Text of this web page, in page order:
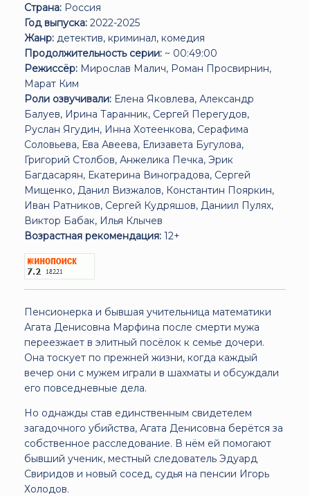
Страна: Россия
Год выпуска: 2022-2025
Жанр: детектив, криминал, комедия
Продолжительность серии: ~ 00:49:00
Режиссёр: Мирослав Малич, Роман Просвирнин,
Марат Ким
Роли озвучивали: Елена Яковлева, Александр
Балуев, Ирина Таранник, Сергей Перегудов,
Руслан Ягудин, Инна Хотеенкова, Серафима
Соловьева, Ева Авеева, Елизавета Бугулова,
Григорий Столбов, Анжелика Печка, Эрик
Багдасарян, Екатерина Виноградова, Сергей
Мищенко, Данил Визжалов, Константин Пояркин,
Иван Ратников, Сергей Кудряшов, Даниил Пулях,
Виктор Бабак, Илья Клычев
Возрастная рекомендация: 12+
Пенсионерка и бывшая учительница математики
Агата Денисовна Марфина после смерти мужа
переезжает в элитный посёлок к семье дочери.
Она тоскует по прежней жизни, когда каждый
вечер они с мужем играли в шахматы и обсуждали
его повседневные дела.
Но однажды став единственным свидетелем
загадочного убийства, Агата Денисовна берётся за
собственное расследование. В нём ей помогают
бывший ученик, местный следователь Эдуард
Свиридов и новый сосед, судья на пенсии Игорь
Холодов.